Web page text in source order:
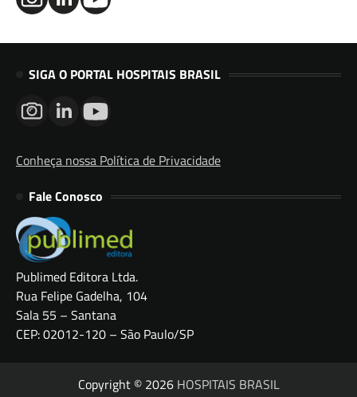
SIGA O PORTAL HOSPITAIS BRASIL
Conheça nossa Política de Privacidade
Fale Conosco
Publimed Editora Ltda.
Rua Felipe Gadelha, 104
Sala 55 – Santana
CEP: 02012-120 – São Paulo/SP
Copyright © 2026 HOSPITAIS BRASIL